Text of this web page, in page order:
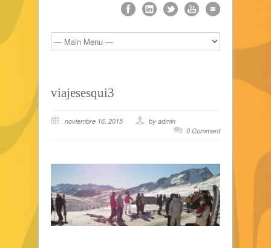
viajesesqui3
noviembre 16, 2015
by admin
0 Comment